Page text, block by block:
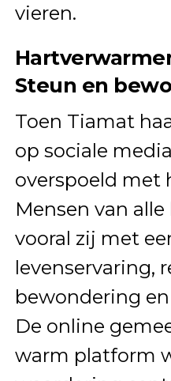
vieren.
Steun en
Toen Tiamat
op sociale
overspoeld met
Mensen van
vooral zij met
levenservaring,
bewondering
De online
warm platform